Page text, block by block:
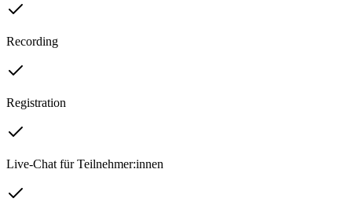
Recording
Registration
Live-Chat für Teilnehmer:innen